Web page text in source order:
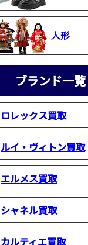
人形
ブランド一覧
ロレックス買取
ルイ・ヴィトン買取
エルメス買取
シャネル買取
カルティエ買取